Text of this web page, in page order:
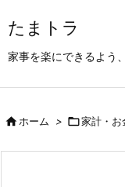
たまトラ
家事を楽にできるよう
ホーム > 家計・お